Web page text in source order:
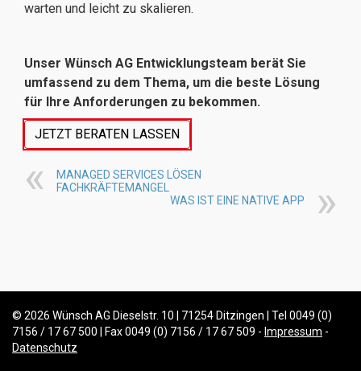
warten und leicht zu skalieren.
Unser Wünsch AG Entwicklungsteam berät Sie
umfassend zu dem Thema, um die beste Lösung
für Ihre Anforderungen zu bekommen.
JETZT BERATEN LASSEN
MANAGED SERVICES LÖSEN
FACHKRÄFTEMANGEL
WAS IST EINE NATIVE APP
© 2026 Wünsch AG Dieselstr. 10 | 71254 Ditzingen | Tel 0049 (0)
7156 / 17 67 500 | Fax 0049 (0) 7156 / 17 67 509 - Impressum -
Datenschutz